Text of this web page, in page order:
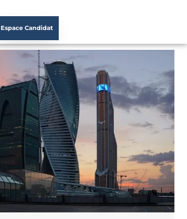
Espace Candidat